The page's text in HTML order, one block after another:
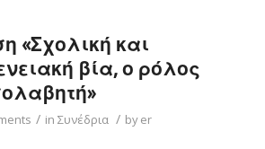
«Σχολική και
βία, ο ρόλος
/ in Συνέδρια / byer